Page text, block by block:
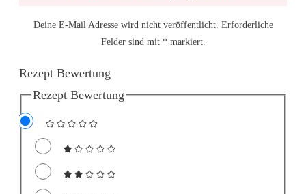
Deine E-Mail Adresse wird nicht veröffentlicht. Erforderliche
Felder sind mit * markiert.
Rezept Bewertung
Rezept Bewertung